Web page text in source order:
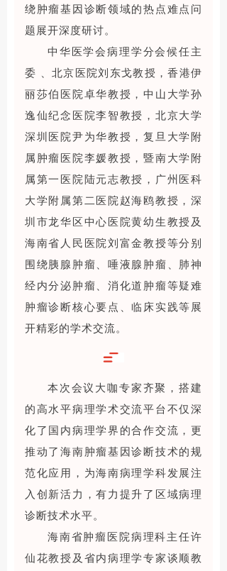
绕肿瘤基因诊断领域的热点难点问
题展开深度研讨。
中华医学会病理学分会候任主
委 、北京医院刘东戈教授，香港伊
丽莎伯医院卓华教授，中山大学孙
逸仙纪念医院李智教授，北京大学
深圳医院尹为华教授，复旦大学附
属肿瘤医院李媛教授，暨南大学附
属第一医院陆元志教授，广州医科
大学附属第二医院赵海鸥教授，深
圳市龙华区中心医院黄幼生教授及
海南省人民医院刘富金教授等分别
围绕胰腺肿瘤、唾液腺肿瘤、肺神
经内分泌肿瘤、消化道肿瘤等疑难
肿瘤诊断核心要点、临床实践等展
开精彩的学术交流。
本次会议大咖专家齐聚，搭建
的高水平病理学术交流平台不仅深
化了国内病理学界的合作交流，更
推动了海南肿瘤基因诊断技术的规
范化应用，为海南病理学科发展注
入创新活力，有力提升了区域病理
诊断技术水平。
海南省肿瘤医院病理科主任许
仙花教授及省内病理学专家谈顺教